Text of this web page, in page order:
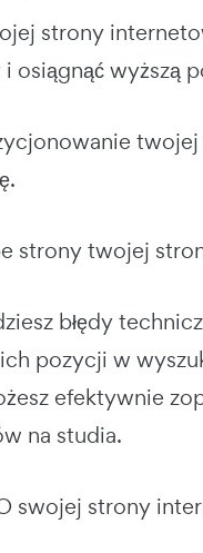
strony
osiągnąć wyższą
strony twojej
błędy
pozycji w
efektywnie
na studia.
swojej strony